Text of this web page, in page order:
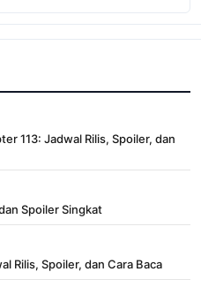
113: Jadwal Rilis, Spoiler, dan
Spoiler Singkat
Rilis, Spoiler, dan Cara Baca